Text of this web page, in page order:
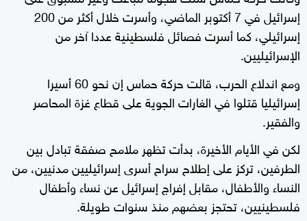
إسرائيل في 7 أكتوبر الماضي، وأسرت خلال أكثر من 200
إسرائيلي، كما أسرت فصائل فلسطينية عددا آخر من
الإسرائيليين.
ومع اندلاع الحرب، قالت حركة حماس إن نحو 60 أسيرا
إسرائيليا قتلوا في الغارات الجوية على قطاع غزة المحاصر
والفقير.
لكن في الأيام الأخيرة، بدأت تظهر ملامح صفقة تبادل بين
الطرفين، تركز على إطلاح سراح أسرى إسرائيليين مدنيين، من
النساء والأطفال، مقابل إفراج إسرائيل عن نساء وأطفال
فلسطينيين، تحتجز بعضهم منذ سنوات طويلة.